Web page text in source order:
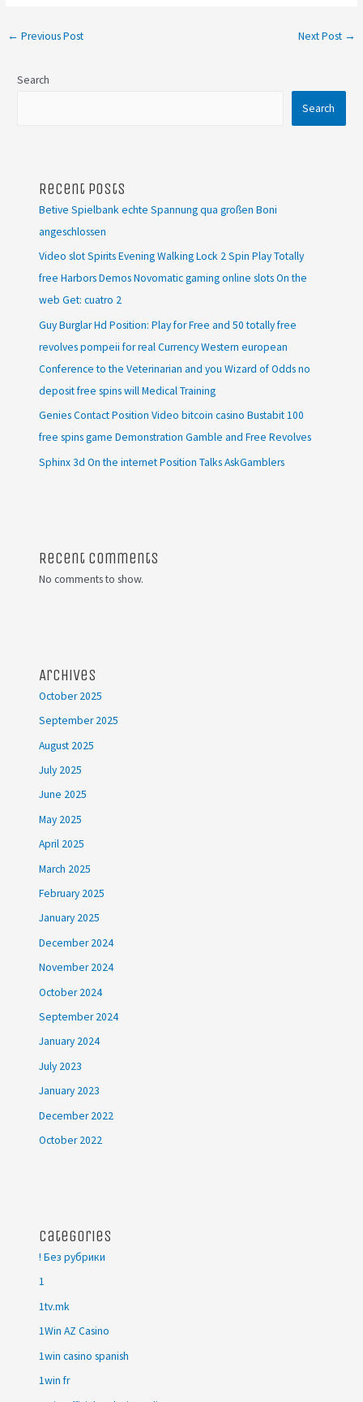
← Previous Post Next Post →
Search
Search
Recent Posts
Betive Spielbank echte Spannung qua großen Boni
angeschlossen
Video slot Spirits Evening Walking Lock 2 Spin Play Totally
free Harbors Demos Novomatic gaming online slots On the
web Get: cuatro 2
Guy Burglar Hd Position: Play for Free and 50 totally free
revolves pompeii for real Currency Western european
Conference to the Veterinarian and you Wizard of Odds no
deposit free spins will Medical Training
Genies Contact Position Video bitcoin casino Bustabit 100
free spins game Demonstration Gamble and Free Revolves
Sphinx 3d On the internet Position Talks AskGamblers
Recent Comments
No comments to show.
Archives
October 2025
September 2025
August 2025
July 2025
June 2025
May 2025
April 2025
March 2025
February 2025
January 2025
December 2024
November 2024
October 2024
September 2024
January 2024
July 2023
January 2023
December 2022
October 2022
Categories
! Без рубрики
1
1tv.mk
1Win AZ Casino
1win casino spanish
1win fr